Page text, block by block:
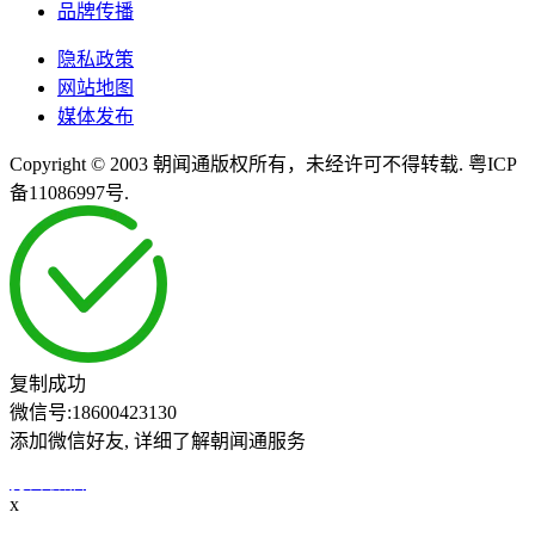
品牌传播
隐私政策
网站地图
媒体发布
Copyright © 2003 朝闻通版权所有，未经许可不得转载. 粤ICP
备11086997号.
复制成功
微信号:18600423130
添加微信好友, 详细了解朝闻通服务
x